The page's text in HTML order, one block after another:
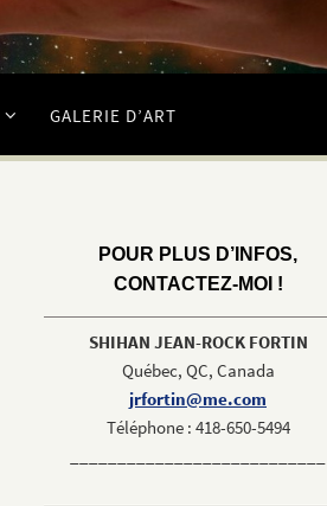
GALERIE D’ART
POUR PLUS D’INFOS,
CONTACTEZ-MOI !
SHIHAN JEAN-ROCK FORTIN
Québec, QC, Canada
jrfortin@me.com
Téléphone : 418-650-5494